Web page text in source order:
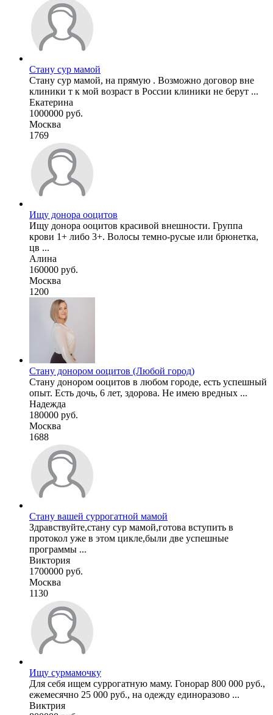
Стану сур мамой
Стану сур мамой, на прямую . Возможно договор вне
клиники т к мой возраст в России клиники не берут ...
Екатерина
1000000 руб.
Москва
1769
Ищу донора ооцитов
Ищу донора ооцитов красивой внешности. Группа
крови 1+ либо 3+. Волосы темно-русые или брюнетка,
цв ...
Алина
160000 руб.
Москва
1200
Стану донором ооцитов (Любой город)
Стану донором ооцитов в любом городе, есть успешный
опыт. Есть дочь, 6 лет, здорова. Не имею вредных ...
Надежда
180000 руб.
Москва
1688
Стану вашей суррогатной мамой
Здравствуйте,стану сур мамой,готова вступить в
протокол уже в этом цикле,были две успешные
программы ...
Виктория
1700000 руб.
Москва
1130
Ищу сурмамочку
Для себя ищем суррогатную маму. Гонорар 800 000 руб.,
ежемесячно 25 000 руб., на одежду единоразово ...
Виктрия